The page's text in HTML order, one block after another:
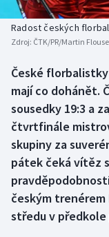
Biatlon
Box
Curling
Dostihy
Florbal
Futsal
Aplikace ČT sport
Radost českých
Zdroj: ČTK/PR/Martin
České
mají co dohánět.
sousedky 19:3 a
čtvrtfinále
skupiny za
pátek čeká vítěz
českým trenérem
středu v předkole